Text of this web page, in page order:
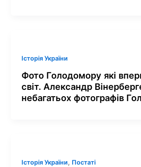
Історія України
Фото Голодомору які
світ. Александр
небагатьох фотографів
Історія України, Постаті